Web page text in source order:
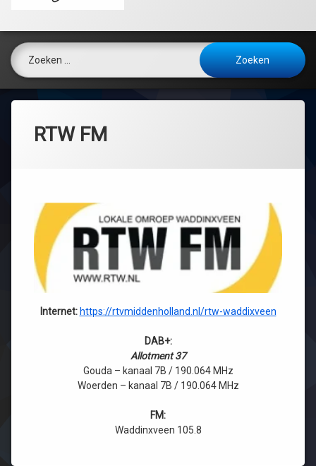
Zoeken naar:
RTW FM
Internet: https://rtvmiddenholland.nl/rtw-waddixveen
DAB+:
Allotment 37
Gouda – kanaal 7B / 190.064 MHz
Woerden – kanaal 7B / 190.064 MHz
FM:
Waddinxveen 105.8